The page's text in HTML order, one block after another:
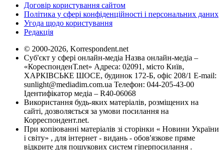
Договір користування сайтом
Політика у сфері конфіденційності і персональних даних
Угода щодо користування
Редакція
© 2000-2026, Korrespondent.net
Суб'єкт у сфері онлайн-медіа Назва онлайн-медіа –
«КореспонденТ.net» Адреса: 02091, місто Київ,
ХАРКІВСЬКЕ ШОСЕ, будинок 172-Б, офіс 208/1 E-mail:
sunlight@mediadim.com.ua Телефон: 044-205-43-00
Ідентифікатор медіа – R40-06068
Використання будь-яких матеріалів, розміщених на
сайті, дозволяється за умови посилання на
Корреспондент.net.
При копіюванні матеріалів зі сторінки « Новини України
і світу» , для інтернет - видань - обов'язкове пряме
відкрите для пошукових систем гіперпосилання .